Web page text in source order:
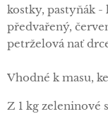
kostky, pastyňák -
předvařený,
petrželová nať
Vhodné k masu,
Z 1 kg zeleninové